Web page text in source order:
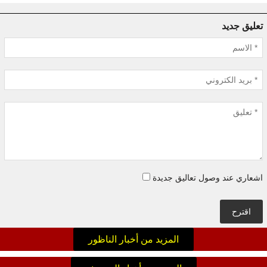
تعليق جديد
اشعاري عند وصول تعاليق جديدة
اقترح
المزيد من أخبار الناظور